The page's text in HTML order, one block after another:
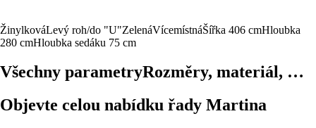
ŽinylkováLevý roh/do "U"ZelenáVícemístnáŠířka 406 cmHloubka
280 cmHloubka sedáku 75 cm
Všechny parametryRozměry, materiál, …
Objevte celou nabídku řady Martina